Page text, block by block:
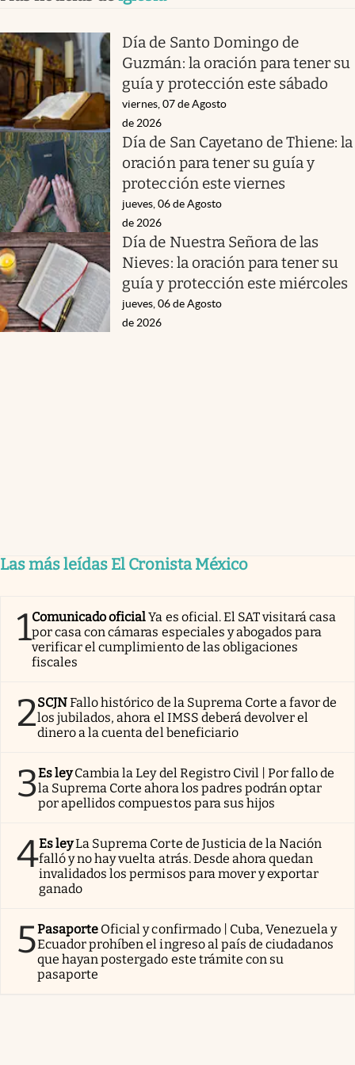
Día de Santo Domingo de
Guzmán: la oración para tener su
guía y protección este sábado
viernes, 07 de Agosto
de 2026
Día de San Cayetano de Thiene: la
oración para tener su guía y
protección este viernes
jueves, 06 de Agosto
de 2026
Día de Nuestra Señora de las
Nieves: la oración para tener su
guía y protección este miércoles
jueves, 06 de Agosto
de 2026
Las más leídas El Cronista México
1Comunicado oficialYa es oficial. El SAT visitará casa
por casa con cámaras especiales y abogados para
verificar el cumplimiento de las obligaciones
fiscales
2SCJNFallo histórico de la Suprema Corte a favor de
los jubilados, ahora el IMSS deberá devolver el
dinero a la cuenta del beneficiario
3Es ley Cambia la Ley del Registro Civil | Por fallo de
la Suprema Corte ahora los padres podrán optar
por apellidos compuestos para sus hijos
4Es leyLa Suprema Corte de Justicia de la Nación
falló y no hay vuelta atrás. Desde ahora quedan
invalidados los permisos para mover y exportar
ganado
5Pasaporte Oficial y confirmado | Cuba, Venezuela y
Ecuador prohíben el ingreso al país de ciudadanos
que hayan postergado este trámite con su
pasaporte